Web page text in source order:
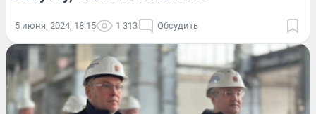
5 июня, 2024, 18:15 1 313 Обсудить